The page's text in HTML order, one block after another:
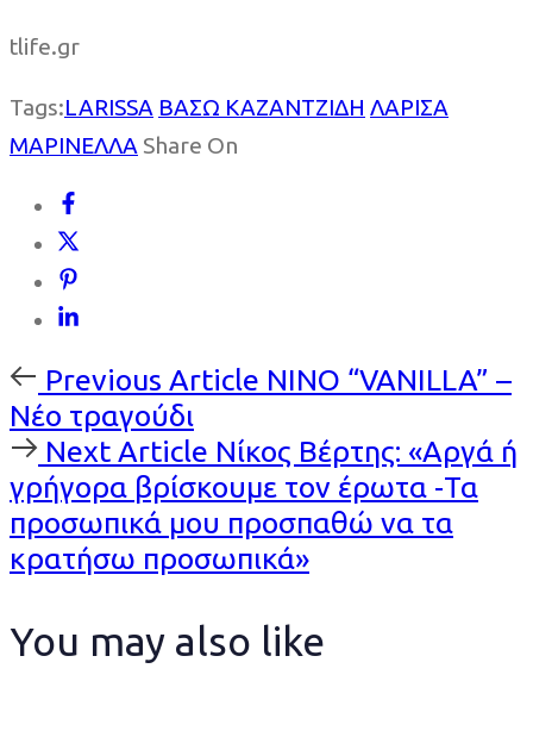
tlife.gr
Tags:LARISSA ΒΑΣΩ ΚΑΖΑΝΤΖΙΔΗ ΛΑΡΙΣΑ
ΜΑΡΙΝΕΛΛΑ Share On
Previous
Article
Previous Article NINO “VANILLA” –
Νέο τραγούδι
Next
Article
Next Article Νίκος Βέρτης: «Αργά ή
γρήγορα βρίσκουμε τον έρωτα -Τα
προσωπικά μου προσπαθώ να τα
κρατήσω προσωπικά»
You may also like